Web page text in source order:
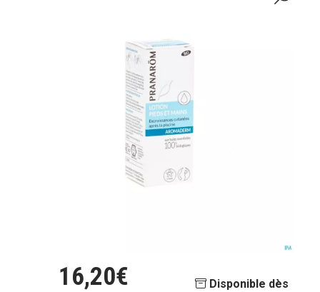
16,20€
Disponible dès